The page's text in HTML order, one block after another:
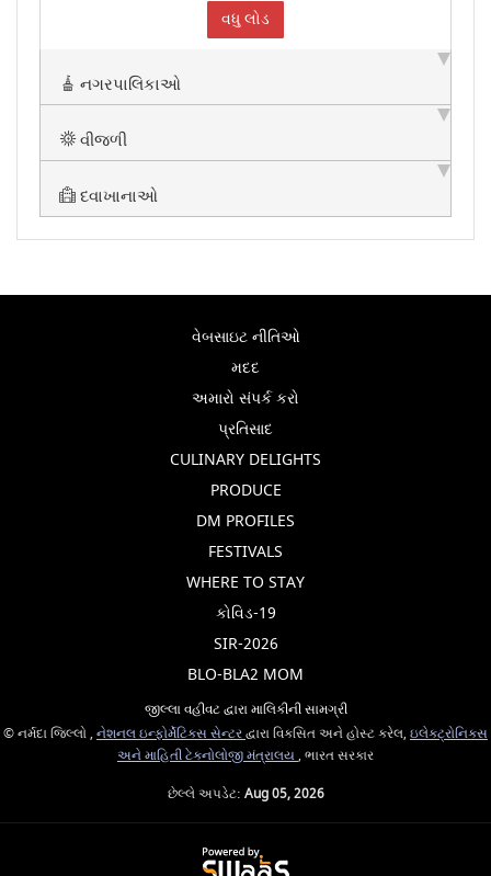
વધુ લોડ
નગરપાલિકાઓ
વીજળી
દવાખાનાઓ
વેબસાઇટ નીતિઓ
મદદ
અમારો સંપર્ક કરો
પ્રતિસાદ
CULINARY DELIGHTS
PRODUCE
DM PROFILES
FESTIVALS
WHERE TO STAY
કોવિડ-19
SIR-2026
BLO-BLA2 MOM
જીલ્લા વહીવટ દ્વારા માલિકીની સામગ્રી
© નર્મદા જિલ્લો , નેશનલ ઇન્ફોર્મેટિક્સ સેન્ટરદ્વારા વિકસિત અને હોસ્ટ કરેલ, ઇલેક્ટ્રોનિક્સ
અને માહિતી ટેકનોલોજી મંત્રાલય, ભારત સરકાર
છેલ્લે અપડેટ: Aug 05, 2026